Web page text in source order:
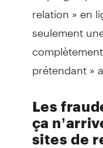
relation » en
seulement
prétendant »
Les
ça
sites de